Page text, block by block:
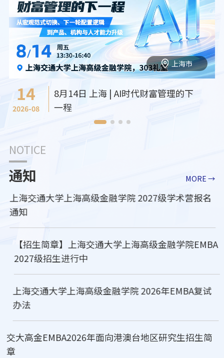
上海市
14
2026-08
8月14日 上海 | AI时代财富管理的下
一程
NOTICE
通知 MORE →
上海交通大学上海高级金融学院 2027级学术营报名
通知
【招生简章】上海交通大学上海高级金融学院EMBA
2027级招生进行中
上海交通大学上海高级金融学院 2026年EMBA复试
办法
交大高金EMBA2026年面向港澳台地区研究生招生简
章